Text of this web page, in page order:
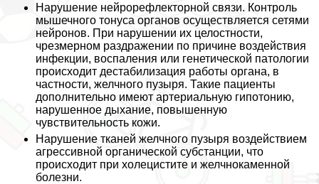
Нарушение нейрорефлекторной связи. Контроль
мышечного тонуса органов осуществляется сетями
нейронов. При нарушении их целостности,
чрезмерном раздражении по причине воздействия
инфекции, воспаления или генетической патологии
происходит дестабилизация работы органа, в
частности, желчного пузыря. Такие пациенты
дополнительно имеют артериальную гипотонию,
нарушенное дыхание, повышенную
чувствительность кожи.
Нарушение тканей желчного пузыря воздействием
агрессивной органической субстанции, что
происходит при холецистите и желчнокаменной
болезни.